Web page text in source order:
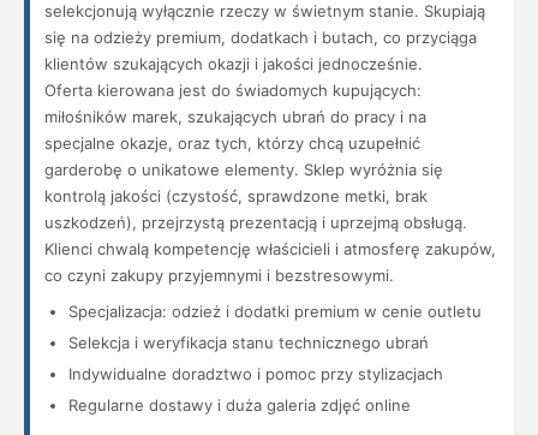
selekcjonują wyłącznie rzeczy w świetnym stanie. Skupiają
się na odzieży premium, dodatkach i butach, co przyciąga
klientów szukających okazji i jakości jednocześnie.
Oferta kierowana jest do świadomych kupujących:
miłośników marek, szukających ubrań do pracy i na
specjalne okazje, oraz tych, którzy chcą uzupełnić
garderobę o unikatowe elementy. Sklep wyróżnia się
kontrolą jakości (czystość, sprawdzone metki, brak
uszkodzeń), przejrzystą prezentacją i uprzejmą obsługą.
Klienci chwalą kompetencję właścicieli i atmosferę zakupów,
co czyni zakupy przyjemnymi i bezstresowymi.
Specjalizacja: odzież i dodatki premium w cenie outletu
Selekcja i weryfikacja stanu technicznego ubrań
Indywidualne doradztwo i pomoc przy stylizacjach
Regularne dostawy i duża galeria zdjęć online